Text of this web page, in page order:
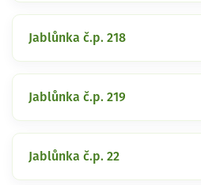
Jablůnka č.p. 218
Jablůnka č.p. 219
Jablůnka č.p. 22